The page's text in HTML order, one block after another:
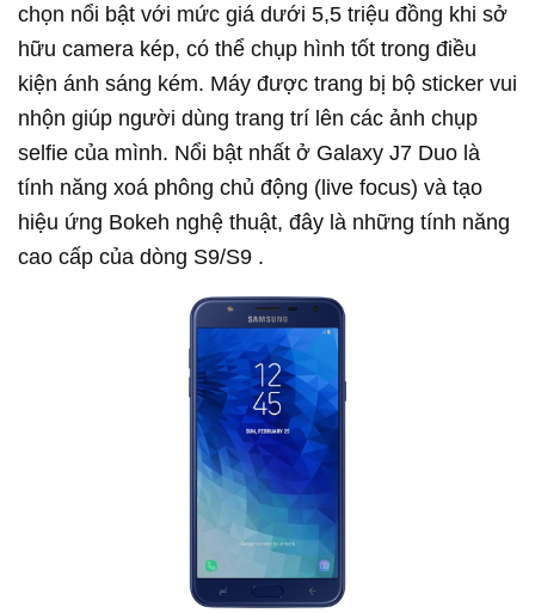
chọn nổi bật với mức giá dưới 5,5 triệu đồng khi sở
hữu camera kép, có thể chụp hình tốt trong điều
kiện ánh sáng kém. Máy được trang bị bộ sticker vui
nhộn giúp người dùng trang trí lên các ảnh chụp
selfie của mình. Nổi bật nhất ở Galaxy J7 Duo là
tính năng xoá phông chủ động (live focus) và tạo
hiệu ứng Bokeh nghệ thuật, đây là những tính năng
cao cấp của dòng S9/S9 .